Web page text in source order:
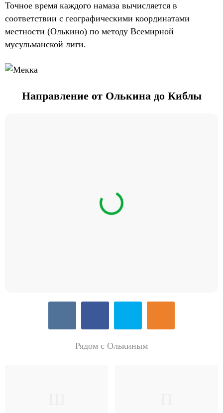
Точное время каждого намаза вычисляется в
соответствии с географическими координатами
местности (Олькино) по методу Всемирной
мусульманской лиги.
Направление от Олькина до Киблы
Рядом с Олькиным